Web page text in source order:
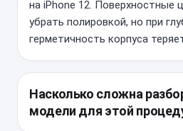
на iPhone 12. Поверхностные
убрать полировкой, но при
герметичность корпуса
Насколько сложна
модели для этой